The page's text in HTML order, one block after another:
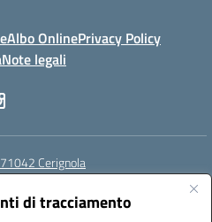
di tracciamento
Albo OnlinePrivacy Policy
Note legali
Cerignola
fgps08000e@pec.istruzione.it